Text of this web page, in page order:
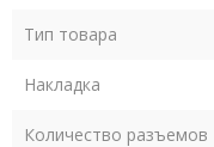
Тип товара
Накладка
Количество разъемов